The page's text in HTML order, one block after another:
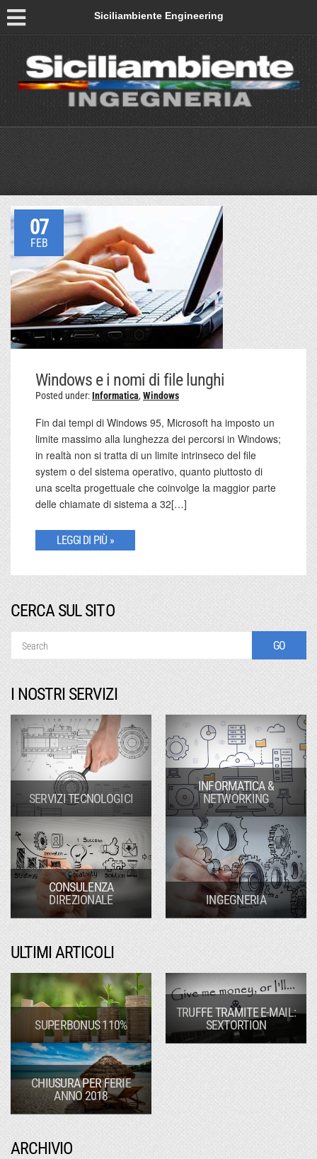
Siciliambiente Engineering
07
FEB
Windows e i nomi di file lunghi
Posted under:Informatica, Windows
Fin dai tempi di Windows 95, Microsoft ha imposto un
limite massimo alla lunghezza dei percorsi in Windows;
in realtà non si tratta di un limite intrinseco del file
system o del sistema operativo, quanto piuttosto di
una scelta progettuale che coinvolge la maggior parte
delle chiamate di sistema a 32[…]
LEGGI DI PIÙ »
CERCA SUL SITO
I NOSTRI SERVIZI
SERVIZI TECNOLOGICI
INFORMATICA &
NETWORKING
CONSULENZA
DIREZIONALE
INGEGNERIA
ULTIMI ARTICOLI
SUPERBONUS 110%
TRUFFE TRAMITE E-MAIL:
SEXTORTION
CHIUSURA PER FERIE
ANNO 2018
ARCHIVIO